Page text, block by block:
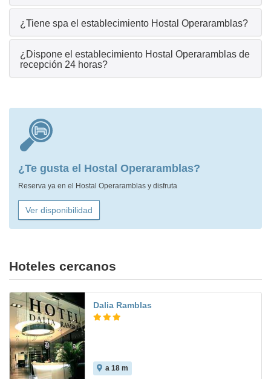
¿Tiene spa el establecimiento Hostal Operaramblas?
¿Dispone el establecimiento Hostal Operaramblas de
recepción 24 horas?
¿Te gusta el Hostal Operaramblas?
Reserva ya en el Hostal Operaramblas y disfruta
Ver disponibilidad
Hoteles cercanos
Dalia Ramblas
a 18 m